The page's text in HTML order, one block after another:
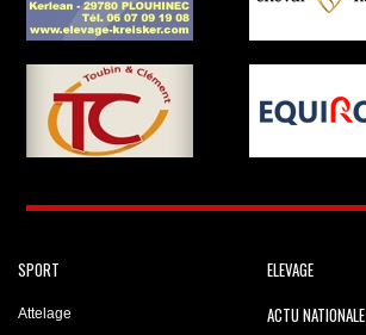
SPORT
Attelage
ELEVAGE
ACTU NATIONALE